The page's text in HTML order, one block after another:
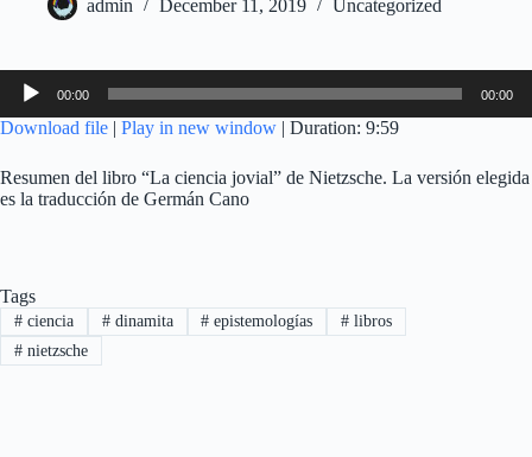
admin December 11, 2019 Uncategorized
Audio
Player
00:00 00:00
Download file | Play in new window | Duration: 9:59
Resumen del libro “La ciencia jovial” de Nietzsche. La versión elegida
es la traducción de Germán Cano
Tags
#ciencia #dinamita # epistemologías # libros
#nietzsche